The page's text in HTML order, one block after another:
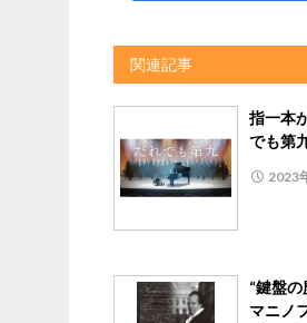
関連記事
指一本
でも第
2023
“鍵盤
マニノ